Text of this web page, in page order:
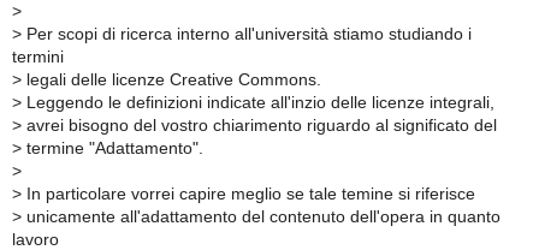
>
> Per scopi di ricerca interno all'università stiamo studiando i
termini
> legali delle licenze Creative Commons.
> Leggendo le definizioni indicate all'inzio delle licenze integrali,
> avrei bisogno del vostro chiarimento riguardo al significato del
> termine "Adattamento".
>
> In particolare vorrei capire meglio se tale temine si riferisce
> unicamente all'adattamento del contenuto dell'opera in quanto
lavoro